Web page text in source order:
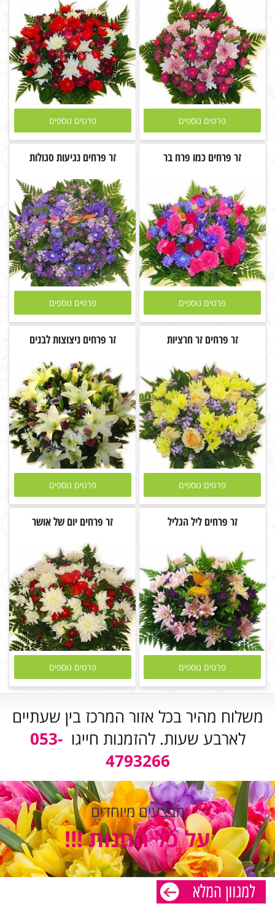
פרטים נוספים פרטים נוספים
זר פרחים כמו פרח בר
פרטים נוספים
זר פרחים נגיעות סגולות
פרטים נוספים
זר פרחים זר חרציות
פרטים נוספים
זר פרחים ניצוצות לבנים
פרטים נוספים
זר פרחים ליל הגליל
פרטים נוספים
זר פרחים יום של אושר
פרטים נוספים
משלוח מהיר בכל אזור המרכז בין שעתיים
לארבע שעות. להזמנות חייגו053-
4793266
מבצעים מיוחדים
על כל החנות !!!